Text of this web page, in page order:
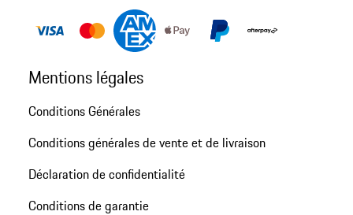
Mentions légales
Conditions Générales
Conditions générales de vente et de livraison
Déclaration de confidentialité
Conditions de garantie